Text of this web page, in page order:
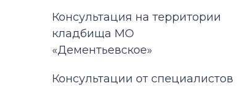
Консультация на территории
кладбища МО
«Дементьевское»
Консультации от специалистов